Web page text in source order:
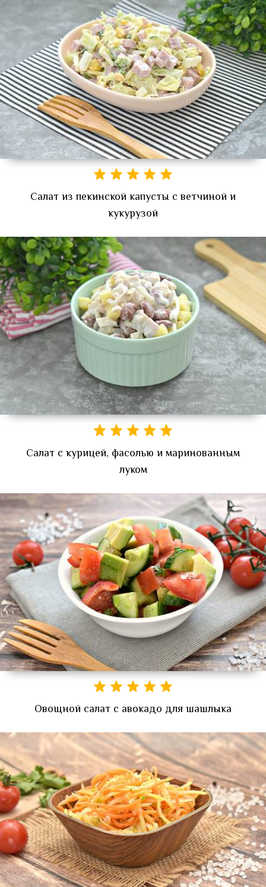
Салат из пекинской капусты с ветчиной и
кукурузой
Салат с курицей, фасолью и маринованным
луком
Овощной салат с авокадо для шашлыка